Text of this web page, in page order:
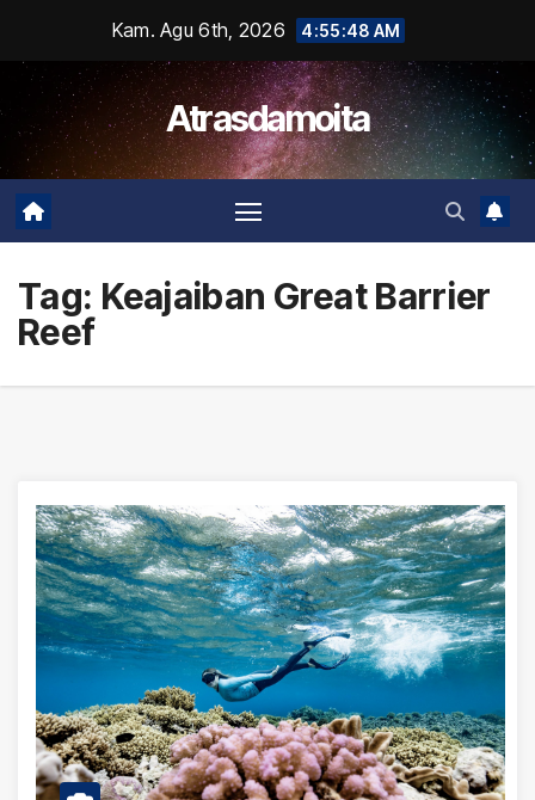
content
Kam. Agu 6th, 2026 4:55:48 AM
Atrasdamoita
Tag: Keajaiban Great Barrier
Reef